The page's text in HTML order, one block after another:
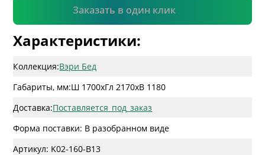
Заказать в один клик
Подтвердить
Характеристики:
Коллекция:Вэри Бед
Габариты, мм:Ш 1700xГл 2170xВ 1180
Доставка:Поставляется_под_заказ
Форма поставки: В разобранном виде
Артикул: K02-160-B13